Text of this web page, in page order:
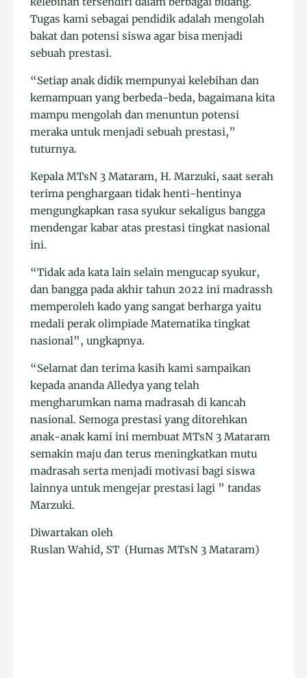
Tugas kami sebagai pendidik adalah mengolah
bakat dan potensi siswa agar bisa menjadi
sebuah prestasi.
“Setiap anak didik mempunyai kelebihan dan
kemampuan yang berbeda-beda, bagaimana kita
mampu mengolah dan menuntun potensi
meraka untuk menjadi sebuah prestasi,”
tuturnya.
Kepala MTsN 3 Mataram, H. Marzuki, saat serah
terima penghargaan tidak henti-hentinya
mengungkapkan rasa syukur sekaligus bangga
mendengar kabar atas prestasi tingkat nasional
ini.
“Tidak ada kata lain selain mengucap syukur,
dan bangga pada akhir tahun 2022 ini madrassh
memperoleh kado yang sangat berharga yaitu
medali perak olimpiade Matematika tingkat
nasional”, ungkapnya.
“Selamat dan terima kasih kami sampaikan
kepada ananda Alledya yang telah
mengharumkan nama madrasah di kancah
nasional. Semoga prestasi yang ditorehkan
anak-anak kami ini membuat MTsN 3 Mataram
semakin maju dan terus meningkatkan mutu
madrasah serta menjadi motivasi bagi siswa
lainnya untuk mengejar prestasi lagi ” tandas
Marzuki.
Diwartakan oleh
Ruslan Wahid, ST (Humas MTsN 3 Mataram)